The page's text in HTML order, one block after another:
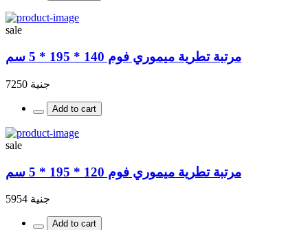
sale
مرتبة تطرية ميموري فوم 140 * 195 * 5 سم
جنية 7250
Add to cart
sale
مرتبة تطرية ميموري فوم 120 * 195 * 5 سم
جنية 5954
Add to cart